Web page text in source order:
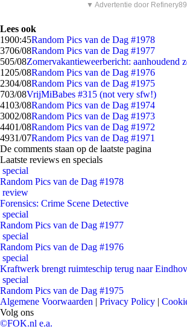
▼ Advertentie door Refinery89
Lees ook
1900:45Random Pics van de Dag #1978
3706/08Random Pics van de Dag #1977
505/08Zomervakantieweerbericht: aanhoudend
1205/08Random Pics van de Dag #1976
2304/08Random Pics van de Dag #1975
703/08VrijMiBabes #315 (not very sfw!)
4103/08Random Pics van de Dag #1974
3002/08Random Pics van de Dag #1973
4401/08Random Pics van de Dag #1972
4931/07Random Pics van de Dag #1971
De comments staan op de laatste pagina
Laatste reviews en specials
special
Random Pics van de Dag #1978
review
Forensics: Crime Scene Detective
special
Random Pics van de Dag #1977
special
Random Pics van de Dag #1976
special
Kraftwerk brengt ruimteschip terug naar
special
Random Pics van de Dag #1975
Algemene Voorwaarden | Privacy Policy |
Volg ons
©FOK.nl e.a.